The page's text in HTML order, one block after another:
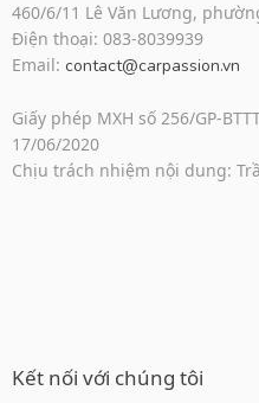
460/6/11 Lê Văn Lương,
Điện thoại: 083-8039939
Email: contact@carpassion.vn
Giấy phép MXH số 256/GP-
17/06/2020
Chịu trách nhiệm nội dung:
Kết nối với chúng tôi